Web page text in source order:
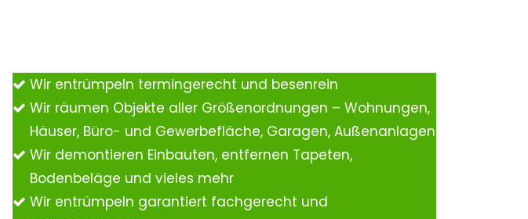
Wir entrümpeln termingerecht und besenrein
Wir räumen Objekte aller Größenordnungen – Wohnungen,
Häuser, Büro- und Gewerbefläche, Garagen, Außenanlagen
Wir demontieren Einbauten, entfernen Tapeten,
Bodenbeläge und vieles mehr
Wir entrümpeln garantiert fachgerecht und